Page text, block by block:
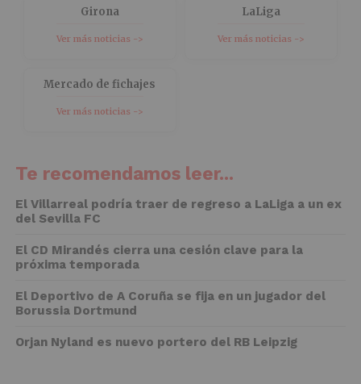
Girona
Ver más noticias ->
LaLiga
Ver más noticias ->
Mercado de fichajes
Ver más noticias ->
Te recomendamos leer...
El Villarreal podría traer de regreso a LaLiga a un ex
del Sevilla FC
El CD Mirandés cierra una cesión clave para la
próxima temporada
El Deportivo de A Coruña se fija en un jugador del
Borussia Dortmund
Orjan Nyland es nuevo portero del RB Leipzig